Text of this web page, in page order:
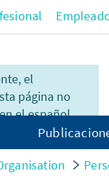
el
página no
el español.